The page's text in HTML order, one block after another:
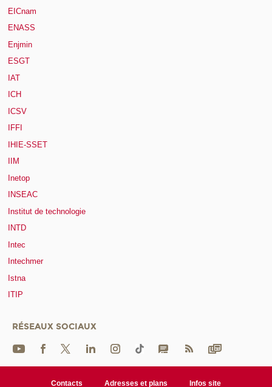
EICnam
ENASS
Enjmin
ESGT
IAT
ICH
ICSV
IFFI
IHIE-SSET
IIM
Inetop
INSEAC
Institut de technologie
INTD
Intec
Intechmer
Istna
ITIP
RÉSEAUX SOCIAUX
Contacts Adresses et plans Infos site